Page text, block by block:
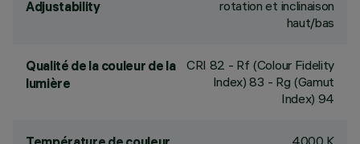
Adjustability
rotation et inclinaison
haut/bas
Qualité de la couleur de la
lumière
CRI 82 - Rf (Colour Fidelity
Index) 83 - Rg (Gamut
Index) 94
4000 K